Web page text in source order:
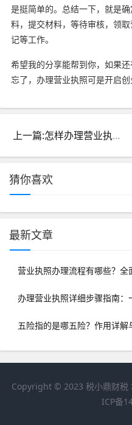
是挺简单的。总结一下，就是
料，提交材料，等待审核，领
记等工作。
希望我的分享能帮到你，如果
忘了，办理营业执照可是开启创
上一篇:怎样办理营业执照？详细步骤与注意事项一览
猜你喜欢
最新文章
营业执照办理流程有哪些？
办理营业执照详细步骤指南
五险指的是哪五险？作用详
Copyright © 2023 税小鼎财税
ICP备